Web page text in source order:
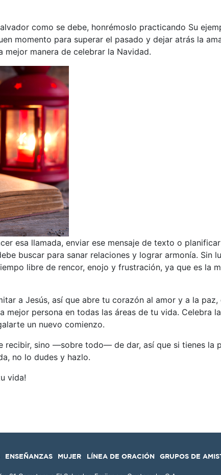
como se debe, honrémoslo practicando Su
momento para superar el pasado y dejar atrás la
manera de celebrar la Navidad.
esa llamada, enviar ese mensaje de texto o
buscar para sanar relaciones y lograr armonía. Sin
libre de rencor, enojo y frustración, ya que es la
a Jesús, así que abre tu corazón al amor y a la
mejor persona en todas las áreas de tu vida. Celebra
un nuevo comienzo.
recibir, sino —sobre todo— de dar, así que si tienes la
no lo dudes y hazlo.
vida!
ENSEÑANZAS MUJER LÍNEA DE ORACIÓN GRUPOS DE